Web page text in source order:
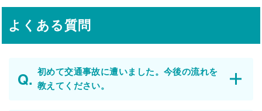
よくある質問
初めて交通事故に遭いました。今後の流れを
教えてください。